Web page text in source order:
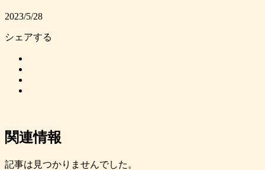
2023/5/28
シェアする
関連情報
記事は見つかりませんでした。